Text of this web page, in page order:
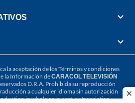
la aceptación de losTérminos y condiciones
la Información deCARACOL TELEVISIÓN
D.R.A. Prohibida su reproducción
a cualquier idioma sin autorización
in whole or in part, or translation